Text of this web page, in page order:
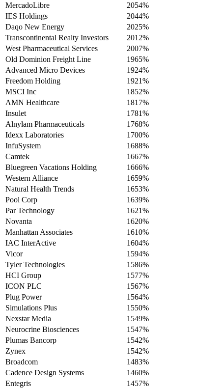
MercadoLibre
2054%
IES Holdings
2044%
Daqo New Energy
2025%
Transcontinental Realty Investors
2012%
West Pharmaceutical Services
2007%
Old Dominion Freight Line
1965%
Advanced Micro Devices
1924%
Freedom Holding
1921%
MSCI Inc
1852%
AMN Healthcare
1817%
Insulet
1781%
Alnylam Pharmaceuticals
1768%
Idexx Laboratories
1700%
InfuSystem
1688%
Camtek
1667%
Bluegreen Vacations Holding
1666%
Western Alliance
1659%
Natural Health Trends
1653%
Pool Corp
1639%
Par Technology
1621%
Novanta
1620%
Manhattan Associates
1610%
IAC InterActive
1604%
Vicor
1594%
Tyler Technologies
1586%
HCI Group
1577%
ICON PLC
1567%
Plug Power
1564%
Simulations Plus
1550%
Nexstar Media
1549%
Neurocrine Biosciences
1547%
Plumas Bancorp
1542%
Zynex
1542%
Broadcom
1483%
Cadence Design Systems
1460%
Entegris
1457%